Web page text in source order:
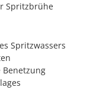
Spritzbrühe
Spritzwassers
Benetzung